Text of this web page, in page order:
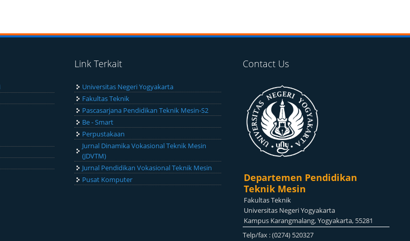
Link Terkait
Universitas Negeri Yogyakarta
Fakultas Teknik
Pascasarjana Pendidikan Teknik Mesin-S2
Be - Smart
Perpustakaan
Jurnal Dinamika Vokasional Teknik Mesin
(JDVTM)
Jurnal Pendidikan Vokasional Teknik Mesin
Pusat Komputer
Contact Us
Departemen Pendidikan
Teknik Mesin
Fakultas Teknik
Universitas Negeri Yogyakarta
Kampus Karangmalang, Yogyakarta, 55281
Telp/fax : (0274) 520327